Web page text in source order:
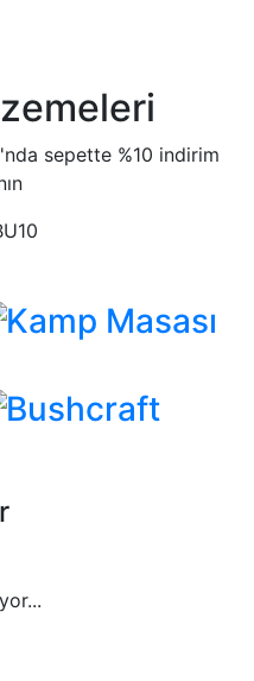
sepette %10 indirim
Kamp Masası
Bushcraft